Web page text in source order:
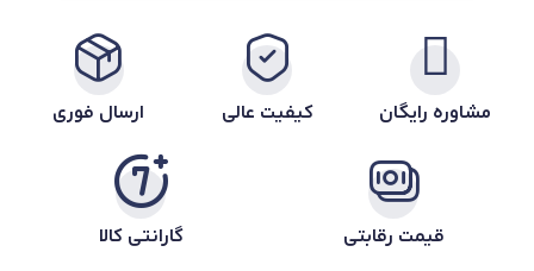
مشاوره رایگان کیفیت عالی ارسال فوری
قیمت رقابتی گارانتی کالا